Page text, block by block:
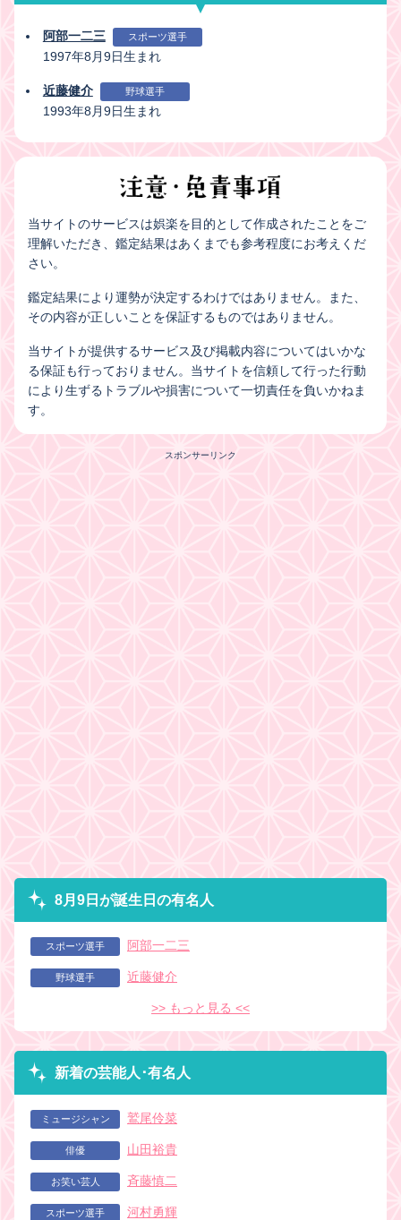
阿部一二三 スポーツ選手
1997年8月9日生まれ
近藤健介 野球選手
1993年8月9日生まれ
当サイトのサービスは娯楽を目的として作成されたことをご
理解いただき、鑑定結果はあくまでも参考程度にお考えくだ
さい。
鑑定結果により運勢が決定するわけではありません。また、
その内容が正しいことを保証するものではありません。
当サイトが提供するサービス及び掲載内容についてはいかな
る保証も行っておりません。当サイトを信頼して行った行動
により生ずるトラブルや損害について一切責任を負いかねま
す。
スポンサーリンク
8月9日が誕生日の有名人
スポーツ選手 阿部一二三
野球選手 近藤健介
>> もっと見る <<
新着の芸能人･有名人
ミュージシャン 鷲尾伶菜
俳優 山田裕貴
お笑い芸人 斉藤慎二
スポーツ選手 河村勇輝